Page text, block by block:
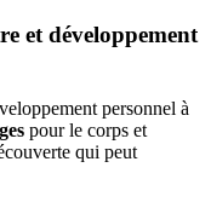
et développement
personnel à
pour le corps et
qui peut